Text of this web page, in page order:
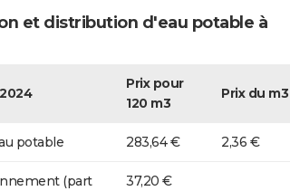
et distribution d'eau potable à
Prix pour
120 m3
Prix du m3
potable 283,64 € 2,36 €
(part
37,20 €